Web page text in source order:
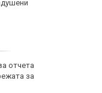
отчета
за